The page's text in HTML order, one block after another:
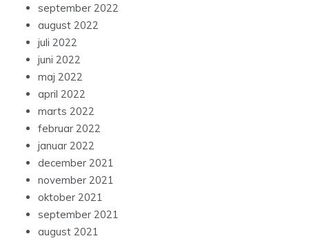
september 2022
august 2022
juli 2022
juni 2022
maj 2022
april 2022
marts 2022
februar 2022
januar 2022
december 2021
november 2021
oktober 2021
september 2021
august 2021